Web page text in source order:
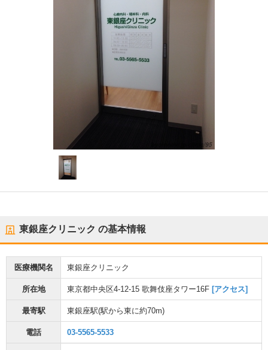
東銀座クリニック の基本情報
医療機関名 東銀座クリニック
所在地 東京都中央区4-12-15 歌舞伎座タワー16F [アクセス]
最寄駅 東銀座駅(駅から東に約70m)
電話 03-5565-5533